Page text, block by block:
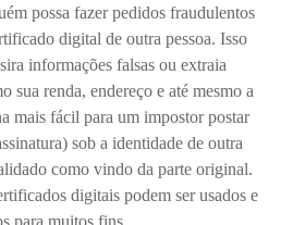
possa fazer pedidos fraudulentos
digital de outra pessoa. Isso
informações falsas ou extraia
sua renda, endereço e até mesmo a
mais fácil para um impostor postar
sob a identidade de outra
como vindo da parte original.
digitais podem ser usados ​​e
​​para muitos fins.